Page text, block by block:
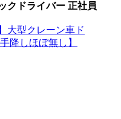
クドライバー 正社員